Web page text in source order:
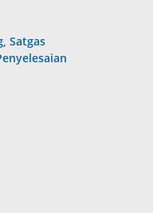
Satgas